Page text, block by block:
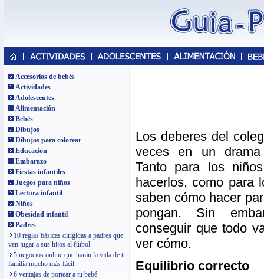
Accesorios de bebés
Actividades
Adolescentes
Alimentación
Bebés
Dibujos
Dibujos para colorear
Educación
Embarazo
Fiestas infantiles
Juegos para niños
Lectura infantil
Niños
Obesidad infantil
Padres
10 reglas básicas dirigidas a padres que
ven jugar a sus hijos al fútbol
5 negocios online que harán la vida de tu
familia mucho más fácil
6 ventajas de portear a tu bebé
Los deberes del
veces en un
Tanto para los
hacerlos, como para
saben cómo hacer
pongan. Sin
conseguir que todo
ver cómo.
Equilibrio correcto